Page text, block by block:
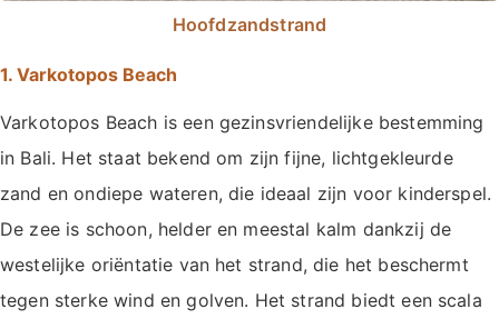
Hoofdzandstrand
1. Varkotopos Beach
Varkotopos Beach is een gezinsvriendelijke bestemming
in Bali. Het staat bekend om zijn fijne, lichtgekleurde
zand en ondiepe wateren, die ideaal zijn voor kinderspel.
De zee is schoon, helder en meestal kalm dankzij de
westelijke oriëntatie van het strand, die het beschermt
tegen sterke wind en golven. Het strand biedt een scala